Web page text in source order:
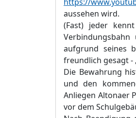
aussehen wird.
(Fast) jeder
aufgrund seines
freundlich gesagt -
Die Bewahrung
und den
Anliegen Altonaer
vor dem